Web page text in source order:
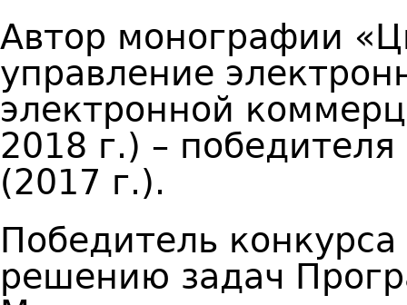
Автор монографии
управление
электронной
2018 г.) –
(2017 г.).
Победитель
решению задач